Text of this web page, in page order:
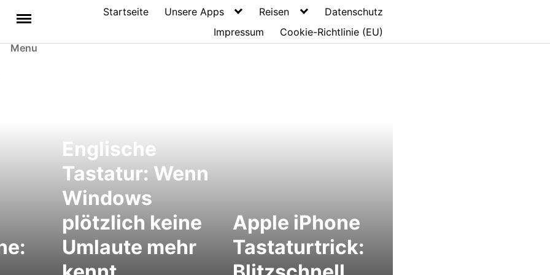
Menu
Startseite Unsere Apps Reisen
Datenschutz
Impressum
Cookie-Richtlinie (EU)
Englische
Tastatur: Wenn
Windows
plötzlich keine
Umlaute mehr
Apple iPhone
Tastaturtrick: